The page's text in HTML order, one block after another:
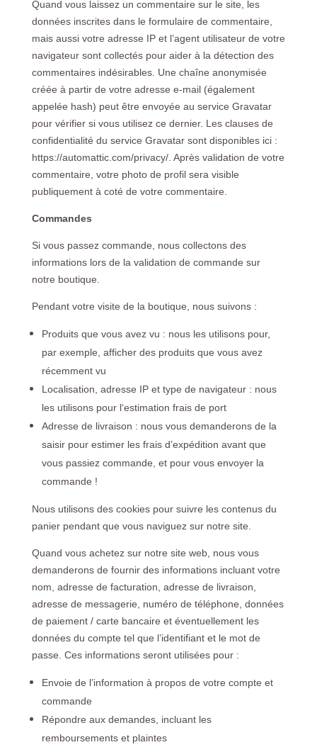
Quand vous laissez un commentaire sur le site, les
données inscrites dans le formulaire de commentaire,
mais aussi votre adresse IP et l’agent utilisateur de votre
navigateur sont collectés pour aider à la détection des
commentaires indésirables. Une chaîne anonymisée
créée à partir de votre adresse e-mail (également
appelée hash) peut être envoyée au service Gravatar
pour vérifier si vous utilisez ce dernier. Les clauses de
confidentialité du service Gravatar sont disponibles ici :
https://automattic.com/privacy/. Après validation de votre
commentaire, votre photo de profil sera visible
publiquement à coté de votre commentaire.
Commandes
Si vous passez commande, nous collectons des
informations lors de la validation de commande sur
notre boutique.
Pendant votre visite de la boutique, nous suivons :
Produits que vous avez vu : nous les utilisons pour,
par exemple, afficher des produits que vous avez
récemment vu
Localisation, adresse IP et type de navigateur : nous
les utilisons pour l‘estimation frais de port
Adresse de livraison : nous vous demanderons de la
saisir pour estimer les frais d’expédition avant que
vous passiez commande, et pour vous envoyer la
commande !
Nous utilisons des cookies pour suivre les contenus du
panier pendant que vous naviguez sur notre site.
Quand vous achetez sur notre site web, nous vous
demanderons de fournir des informations incluant votre
nom, adresse de facturation, adresse de livraison,
adresse de messagerie, numéro de téléphone, données
de paiement / carte bancaire et éventuellement les
données du compte tel que l’identifiant et le mot de
passe. Ces informations seront utilisées pour :
Envoie de l’information à propos de votre compte et
commande
Répondre aux demandes, incluant les
remboursements et plaintes